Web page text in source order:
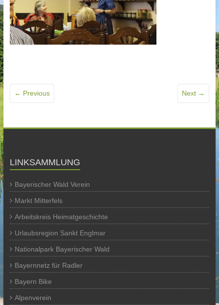
← Previous Next →
LINKSAMMLUNG
Bayerischer Wald Verein
Markt Mitterfels
Arbeitskreis Heimatgeschichte
Urlaubsregion Sankt Englmar
Nationalpark Bayerischer Wald
Bayernnetz für Radler
Bayern Bike
Alpenverein